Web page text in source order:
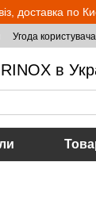
доставка по
Угода користувача
в